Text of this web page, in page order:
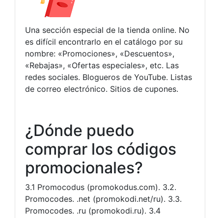
Una sección especial de la tienda online. No
es difícil encontrarlo en el catálogo por su
nombre: «Promociones», «Descuentos»,
«Rebajas», «Ofertas especiales», etc. Las
redes sociales. Blogueros de YouTube. Listas
de correo electrónico. Sitios de cupones.
¿Dónde puedo
comprar los códigos
promocionales?
3.1 Promocodus (promokodus.com). 3.2.
Promocodes. .net (promokodi.net/ru). 3.3.
Promocodes. .ru (promokodi.ru). 3.4